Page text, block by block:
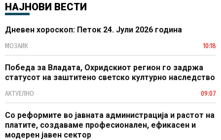
НАЈНОВИ ВЕСТИ
Дневен хороскоп: Петок 24. Јули 2026 година
МОЗАИК 10:18
Победа за Владата, Охридскиот регион го задржа
статусот на заштитено светско културно наследство
АКТУЕЛНО 09:07
Со реформите во јавната администрација и растот на
платите, создаваме професионален, ефикасен и
модерен јавен сектор